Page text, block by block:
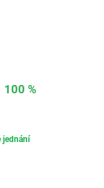
100 %
jednání